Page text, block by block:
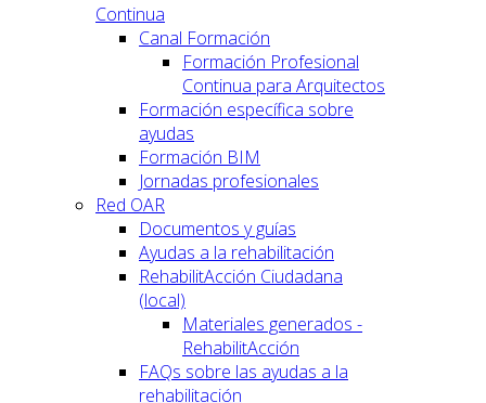
Continua
Canal Formación
Formación Profesional
Continua para Arquitectos
Formación específica sobre
ayudas
Formación BIM
Jornadas profesionales
Red OAR
Documentos y guías
Ayudas a la rehabilitación
RehabilitAcción Ciudadana
(local)
Materiales generados -
RehabilitAcción
FAQs sobre las ayudas a la
rehabilitación